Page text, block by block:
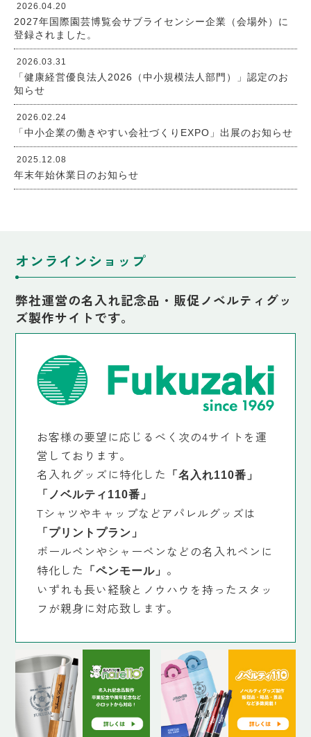
2026.04.20
2027年国際園芸博覧会サブライセンシー企業（会場外）に
登録されました。
2026.03.31
「健康経営優良法人2026（中小規模法人部門）」認定のお
知らせ
2026.02.24
「中小企業の働きやすい会社づくりEXPO」出展のお知らせ
2025.12.08
年末年始休業日のお知らせ
オンラインショップ
弊社運営の名入れ記念品・販促ノベルティグッ
ズ製作サイトです。
お客様の要望に応じるべく次の4サイトを運
営しております。
名入れグッズに特化した
「名入れ110番」
「ノベルティ110番」
Tシャツやキャップなどアパレルグッズは
「プリントプラン」
ボールペンやシャーペンなどの名入れペンに
特化した
「ペンモール」 。
いずれも長い経験とノウハウを持ったスタッ
フが親身に対応致します。